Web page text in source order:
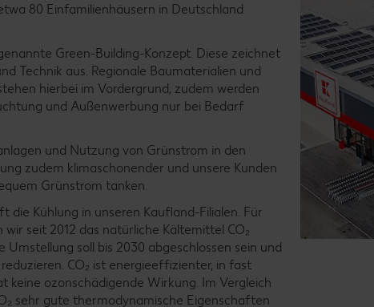
80 Einfamilienhäusern in Deutschland
Green-Building-Konzept. Diese zeichnet
Technik aus. Regionale Baumaterialien und
hierbei im Vordergrund, zudem werden
und Außenwerbung nur bei Bedarf
und Nutzung von Grünstrom in den
zudem klimaschonender und unsere Kunden
Grünstrom tanken.
Kühlung in unseren Kaufland-Filialen. Für
seit 2012 das natürliche Kältemittel CO₂
soll bis 2030 abgeschlossen sein und
CO₂ ist energieeffizienter, in fast
ozonschädigende Wirkung. Im Vergleich
sehr gute thermodynamische Eigenschaften